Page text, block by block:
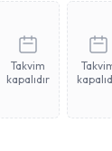
Takvim
kapalıdır